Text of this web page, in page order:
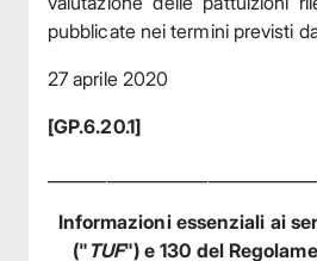
pubblicate nei termini previsti
27 aprile 2020
[GP.6.20.1]
Informazioni essenziali ai
(" TUF") e 130 del